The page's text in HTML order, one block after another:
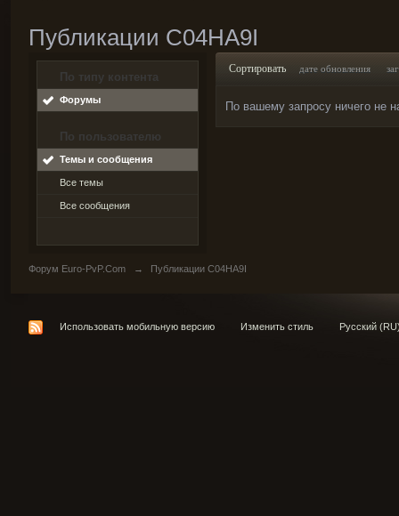
Публикации C04HA9I
По типу контента
Форумы
По пользователю
Темы и сообщения
Все темы
Все сообщения
Сортировать дате обновления
По вашему запросу ничего не
Форум Euro-PvP.Com → Публикации C04HA9I
Использовать мобильную версию Изменить стиль Русский